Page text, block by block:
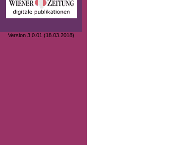
Version 3.0.01 (18.03.2018)